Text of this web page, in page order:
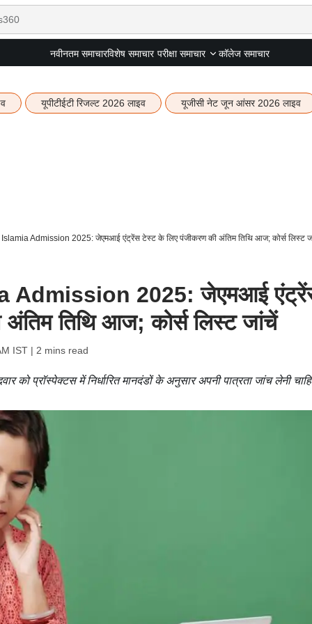
नवीनतम समाचारविशेष समाचार परीक्षा समाचार कॉलेज समाचार
यूपीटीईटी रिजल्ट 2026 लाइव यूजीसी नेट जून आंसर 2026 लाइव
Admission 2025: जेएमआई एंट्रेंस टेस्ट के लिए पंजीकरण की अंतिम तिथि आज; कोर्स लिस्ट
Admission 2025: जेएमआई
तिथि आज; कोर्स लिस्ट जांचें
IST| 2 mins read
को प्रॉस्पेक्टस में निर्धारित मानदंडों के अनुसार अपनी पात्रता जांच लेनी